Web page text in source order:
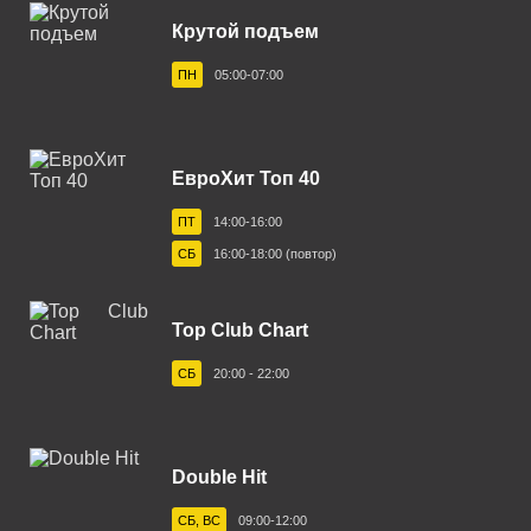
Бежецк 102.0 FM
Белгород 103.6 FM
Белово 96.3 FM
Белорецк 104.4 FM
Белореченск 91.2 FM
Бийск 102.5 FM
Биробиджан 88.3 FM
Благовещенск 105.1 FM
Большеречье 102.8 FM
Крутой подъем
ПН 05:00-07:00
ЕвроХит Топ 40
ПТ 14:00-16:00
СБ 16:00-18:00 (повтор)
Top Club Chart
СБ 20:00 - 22:00
Double Hit
СБ, ВС 09:00-12:00